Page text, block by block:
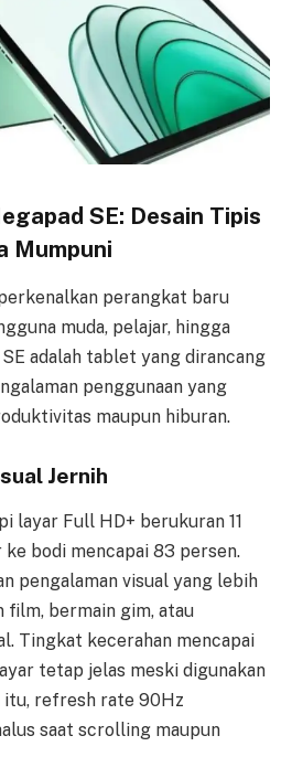
SE: Desain Tipis
Mumpuni
perangkat baru
muda, pelajar, hingga
adalah tablet yang dirancang
penggunaan yang
maupun hiburan.
Jernih
layar Full HD+ berukuran 11
bodi mencapai 83 persen.
pengalaman visual yang lebih
bermain gim, atau
Tingkat kecerahan mencapai
tetap jelas meski digunakan
itu, refresh rate 90Hz
saat scrolling maupun